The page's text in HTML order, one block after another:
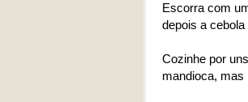
Escorra com
depois a
Cozinhe por
mandioca, mas